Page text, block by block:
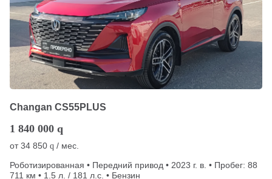
Changan CS55PLUS
1 840 000 q
от34 850 q / мес.
Роботизированная • Передний привод • 2023 г. в. • Пробег: 88
711 км • 1.5 л. / 181 л.с. • Бензин